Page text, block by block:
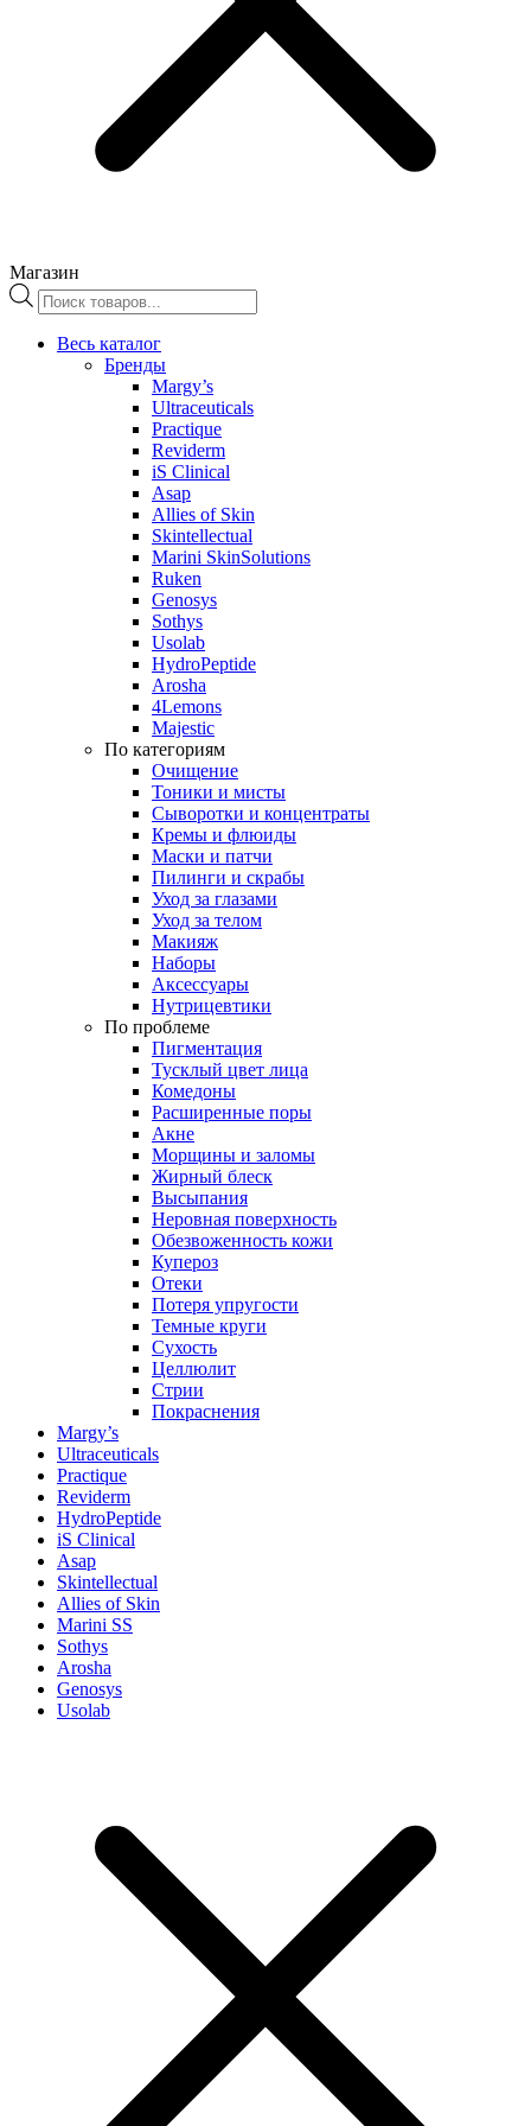
Магазин
Поиск
товаров
Весь каталог
Бренды
Margy’s
Ultraceuticals
Practique
Reviderm
iS Clinical
Asap
Allies of Skin
Skintellectual
Marini SkinSolutions
Ruken
Genosys
Sothys
Usolab
HydroPeptide
Arosha
4Lemons
Majestic
По категориям
Очищение
Тоники и мисты
Сыворотки и концентраты
Кремы и флюиды
Маски и патчи
Пилинги и скрабы
Уход за глазами
Уход за телом
Макияж
Наборы
Аксессуары
Нутрицевтики
По проблеме
Пигментация
Тусклый цвет лица
Комедоны
Расширенные поры
Акне
Морщины и заломы
Жирный блеск
Высыпания
Неровная поверхность
Обезвоженность кожи
Купероз
Отеки
Потеря упругости
Темные круги
Сухость
Целлюлит
Стрии
Покраснения
Margy’s
Ultraceuticals
Practique
Reviderm
HydroPeptide
iS Clinical
Asap
Skintellectual
Allies of Skin
Marini SS
Sothys
Arosha
Genosys
Usolab